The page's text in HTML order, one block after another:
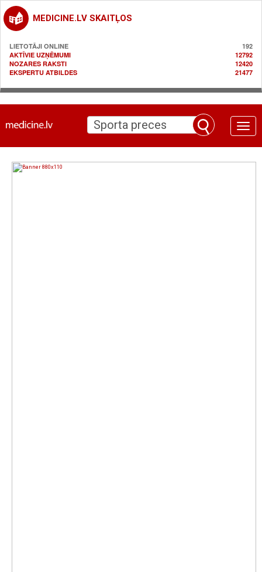
MEDICINE.LV SKAITĻOS
LIETOTĀJI ONLINE
192
AKTĪVIE UZŅĒMUMI
12792
NOZARES RAKSTI
12420
EKSPERTU ATBILDES
21477
Toggle